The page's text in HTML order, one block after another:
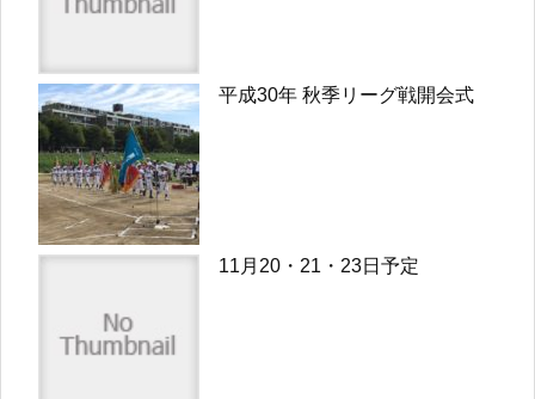
平成30年 秋季リーグ戦開会式
11月20・21・23日予定